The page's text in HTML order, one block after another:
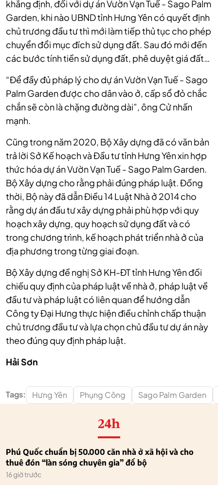
khẳng định, đối với dự án Vườn Vạn Tuế - Sago Palm
Garden, khi nào UBND tỉnh Hưng Yên có quyết định
chủ trương đầu tư thì mới làm tiếp thủ tục cho phép
chuyển đổi mục đích sử dụng đất. Sau đó mới đến
các bước tính tiền sử dụng đất, phê duyệt giá đất…
“Để đầy đủ pháp lý cho dự án Vườn Vạn Tuế - Sago
Palm Garden được cho dân vào ở, cấp sổ đỏ chắc
chắn sẽ còn là chặng đường dài”, ông Cử nhấn
mạnh.
Cũng trong năm 2020, Bộ Xây dựng đã có văn bản
trả lời Sở Kế hoạch và Đầu tư tỉnh Hưng Yên xin hợp
thức hóa dự án Vườn Vạn Tuế - Sago Palm Garden.
Bộ Xây dựng cho rằng phải đúng pháp luật. Đồng
thời, Bộ này đã dẫn Điều 14 Luật Nhà ở 2014 cho
rằng dự án đầu tư xây dựng phải phù hợp với quy
hoạch xây dựng, quy hoạch sử dụng đất và có
trong chương trình, kế hoạch phát triển nhà ở của
địa phương trong từng giai đoạn.
Bộ Xây dựng đề nghị Sở KH-ĐT tỉnh Hưng Yên đối
chiếu quy định của pháp luật về nhà ở, pháp luật về
đầu tư và pháp luật có liên quan để hướng dẫn
Công ty Đại Hưng thực hiện điều chỉnh chấp thuận
chủ trương đầu tư và lựa chọn chủ đầu tư dự án này
theo đúng quy định pháp luật.
Hải Sơn
Tags: Hưng Yên Phụng Công Sago Palm Garden
24h
Phú Quốc chuẩn bị 50.000 căn nhà ở xã hội và cho
thuê đón “làn sóng chuyên gia” đổ bộ
16 giờ trước